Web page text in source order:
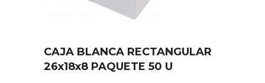
CAJA BLANCA RECTANGULAR
26x18x8 PAQUETE 50 U